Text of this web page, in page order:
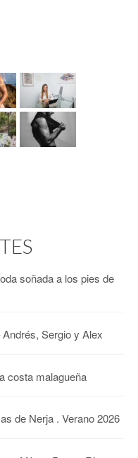
soñada a los pies de
Sergio y Alex
costa malagueña
de Nerja . Verano 2026